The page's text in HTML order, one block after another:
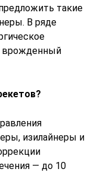
такие
В ряде
врожденный
изилайнеры и
— до 10